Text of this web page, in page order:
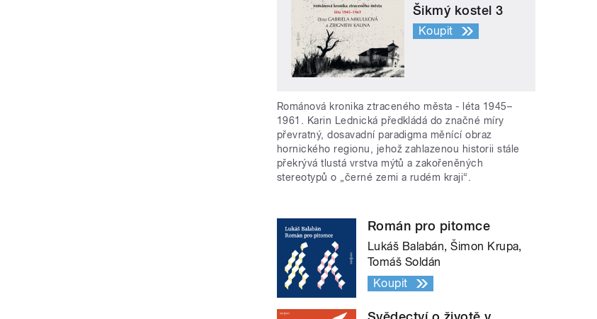
Šikmý kostel 3
Koupit
Románová kronika ztraceného města - léta 1945–
1961. Karin Lednická předkládá do značné míry
převratný, dosavadní paradigma měnící obraz
hornického regionu, jehož zahlazenou historii stále
překrývá tlustá vrstva mýtů a zakořeněných
stereotypů o „černé zemi a rudém kraji“.
Román pro pitomce
Lukáš Balabán, Šimon Krupa,
Tomáš Soldán
Koupit